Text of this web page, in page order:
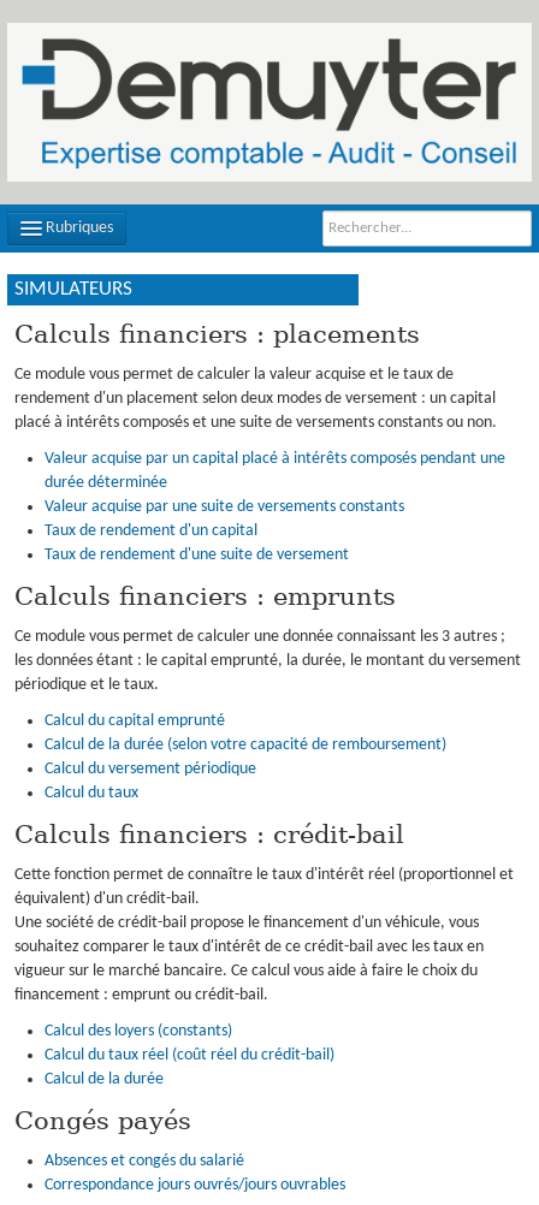
Rubriques
LE CABINET
NOTRE ÉQUIPE
FILS D'ACTUALITÉS
INFOS DE GESTION
SIMULATEURS
Calculs financiers : placements
Ce module vous permet de calculer la valeur acquise et le taux de
rendement d'un placement selon deux modes de versement : un capital
placé à intérêts composés et une suite de versements constants ou non.
Valeur acquise par un capital placé à intérêts composés pendant une
durée déterminée
Valeur acquise par une suite de versements constants
Taux de rendement d'un capital
Taux de rendement d'une suite de versement
Calculs financiers : emprunts
Ce module vous permet de calculer une donnée connaissant les 3 autres ;
les données étant : le capital emprunté, la durée, le montant du versement
périodique et le taux.
Calcul du capital emprunté
Calcul de la durée (selon votre capacité de remboursement)
Calcul du versement périodique
Calcul du taux
Calculs financiers : crédit-bail
Cette fonction permet de connaître le taux d'intérêt réel (proportionnel et
équivalent) d'un crédit-bail.
Une société de crédit-bail propose le financement d'un véhicule, vous
souhaitez comparer le taux d'intérêt de ce crédit-bail avec les taux en
vigueur sur le marché bancaire. Ce calcul vous aide à faire le choix du
financement : emprunt ou crédit-bail.
Calcul des loyers (constants)
Calcul du taux réel (coût réel du crédit-bail)
Calcul de la durée
Congés payés
Absences et congés du salarié
Correspondance jours ouvrés/jours ouvrables